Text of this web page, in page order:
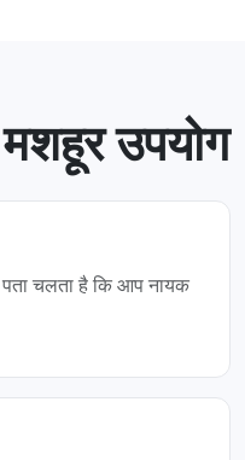
उपयोग
चलता है कि आप नायक